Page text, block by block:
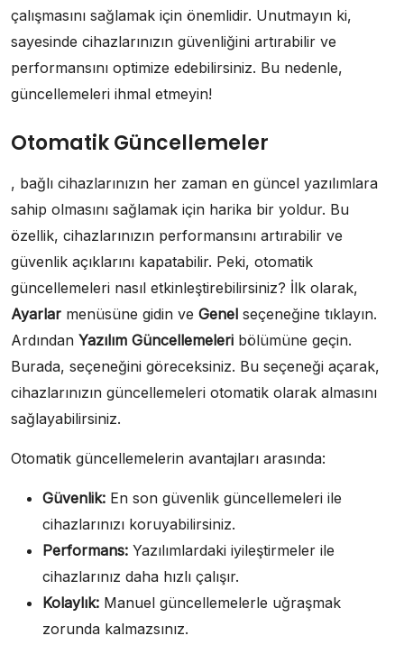
çalışmasını sağlamak için önemlidir. Unutmayın ki,
sayesinde cihazlarınızın güvenliğini artırabilir ve
performansını optimize edebilirsiniz. Bu nedenle,
güncellemeleri ihmal etmeyin!
Otomatik Güncellemeler
, bağlı cihazlarınızın her zaman en güncel yazılımlara
sahip olmasını sağlamak için harika bir yoldur. Bu
özellik, cihazlarınızın performansını artırabilir ve
güvenlik açıklarını kapatabilir. Peki, otomatik
güncellemeleri nasıl etkinleştirebilirsiniz? İlk olarak,
Ayarlar menüsüne gidin ve Genel seçeneğine tıklayın.
Ardından Yazılım Güncellemeleri bölümüne geçin.
Burada, seçeneğini göreceksiniz. Bu seçeneği açarak,
cihazlarınızın güncellemeleri otomatik olarak almasını
sağlayabilirsiniz.
Otomatik güncellemelerin avantajları arasında:
Güvenlik: En son güvenlik güncellemeleri ile
cihazlarınızı koruyabilirsiniz.
Performans: Yazılımlardaki iyileştirmeler ile
cihazlarınız daha hızlı çalışır.
Kolaylık: Manuel güncellemelerle uğraşmak
zorunda kalmazsınız.